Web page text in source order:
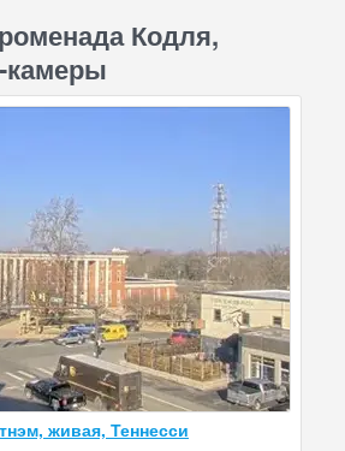
Кодля,
живая, Теннесси